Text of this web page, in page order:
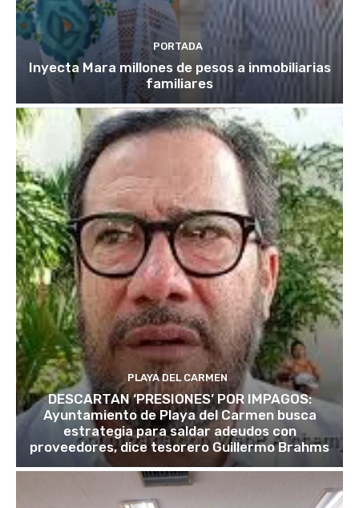
PORTADA
Inyecta Mara millones de pesos a inmobiliarias
familiares
PLAYA DEL CARMEN
DESCARTAN ‘PRESIONES’ POR IMPAGOS:
Ayuntamiento de Playa del Carmen busca
estrategia para saldar adeudos con
proveedores, dice tesorero Guillermo Brahms